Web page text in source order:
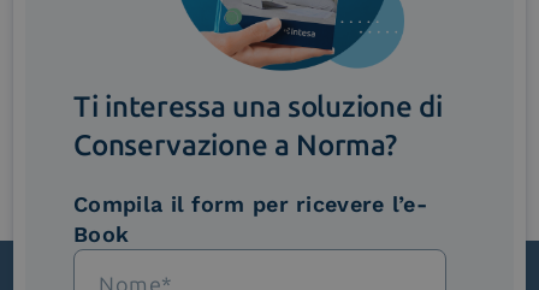
Ti interessa una soluzione di
Conservazione a Norma?
Compila il form per ricevere l’e-
Book